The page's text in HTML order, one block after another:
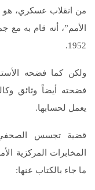
من انقلاب عسكري، هو
1952.
ولكن كما فضحه
فضحته أيضاً وثائق
يعمل لحسابها.
قضية تجسس الصحفي
المخابرات المركزية
ما جاء بالكتاب عنها: